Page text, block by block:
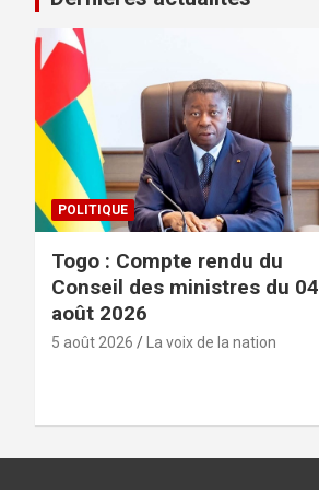
POLITIQUE
Togo : Compte rendu du
Conseil des ministres du 04
août 2026
5 août 2026 La voix de la nation